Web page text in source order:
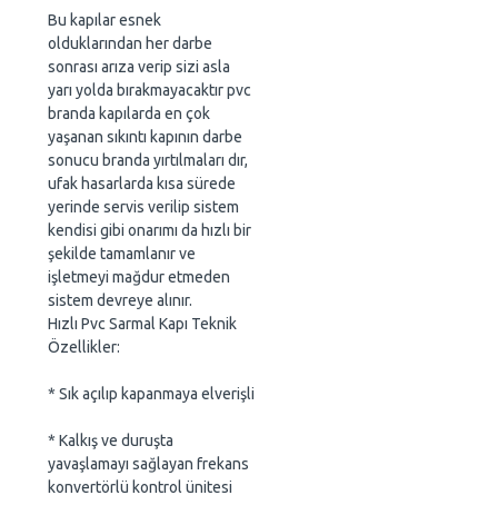
Bu kapılar esnek
olduklarından her darbe
sonrası arıza verip sizi asla
yarı yolda bırakmayacaktır pvc
branda kapılarda en çok
yaşanan sıkıntı kapının darbe
sonucu branda yırtılmaları dır,
ufak hasarlarda kısa sürede
yerinde servis verilip sistem
kendisi gibi onarımı da hızlı bir
şekilde tamamlanır ve
işletmeyi mağdur etmeden
sistem devreye alınır.
Hızlı Pvc Sarmal Kapı Teknik
Özellikler:
* Sık açılıp kapanmaya elverişli
* Kalkış ve duruşta
yavaşlamayı sağlayan frekans
konvertörlü kontrol ünitesi